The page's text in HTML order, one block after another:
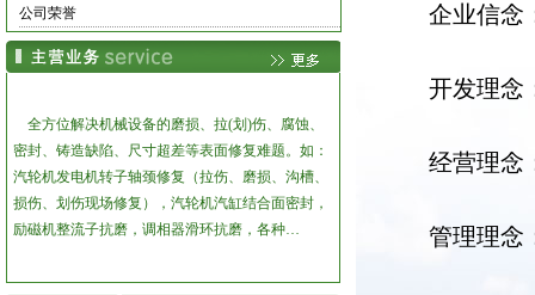
公司荣誉
全方位解决机械设备的磨损、拉(划)伤、腐蚀、
密封、铸造缺陷、尺寸超差等表面修复难题。 如：
汽轮机发电机转子轴颈修复（拉伤、磨损、沟槽、
损伤、划伤现场修复），汽轮机汽缸结合面密封，
励磁机整流子抗磨，调相器滑环抗磨，各种…
企业信念
开发理念
经营理念
管理理念